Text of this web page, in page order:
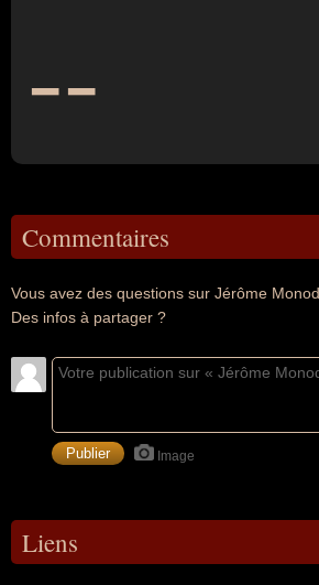
--
Commentaires
Vous avez des questions sur Jérôme
Des infos à partager ?
Image
Liens